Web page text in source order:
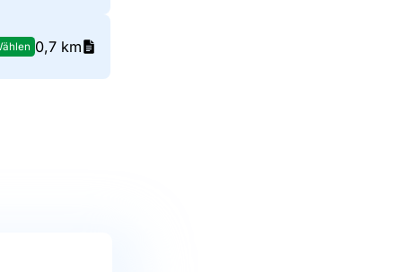
0,7 km